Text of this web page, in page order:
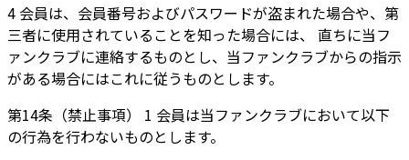
4 会員は、会員番号およびパスワードが盗まれた場合や、第
三者に使用されていることを知った場合には、 直ちに当フ
ァンクラブに連絡するものとし、当ファンクラブからの指示
がある場合にはこれに従うものとします。
第14条（禁止事項） 1 会員は当ファンクラブにおいて以下
の行為を行わないものとします。